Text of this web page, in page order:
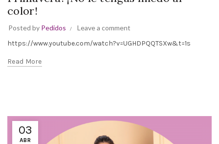
color!
Posted by Pedidos
Leave a comment
https://www.youtube.com/watch?v=UGHDPQQTSXw&t=1s
Read More
03
ABR